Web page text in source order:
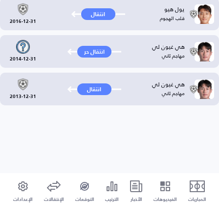
يول هيو
قلب الهجوم انتقال
2016-12-31
هي غيون لي
مهاجم ثاني انتقال حر
2014-12-31
هي غيون لي
مهاجم ثاني انتقال
2013-12-31
المباريات الفيديوهات الأخبار الترتيب التوقعات الإنتقالات الإعدادات